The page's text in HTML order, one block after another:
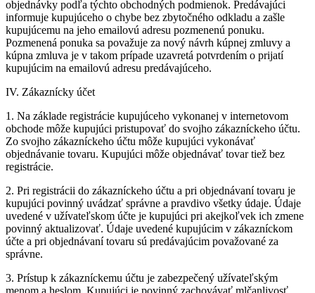
objednávky podľa týchto obchodných podmienok. Predávajúci
informuje kupujúceho o chybe bez zbytočného odkladu a zašle
kupujúcemu na jeho emailovú adresu pozmenenú ponuku.
Pozmenená ponuka sa považuje za nový návrh kúpnej zmluvy a
kúpna zmluva je v takom prípade uzavretá potvrdením o prijatí
kupujúcim na emailovú adresu predávajúceho.
IV. Zákaznícky účet
1. Na základe registrácie kupujúceho vykonanej v internetovom
obchode môže kupujúci pristupovať do svojho zákazníckeho účtu.
Zo svojho zákazníckeho účtu môže kupujúci vykonávať
objednávanie tovaru. Kupujúci môže objednávať tovar tiež bez
registrácie.
2. Pri registrácii do zákazníckeho účtu a pri objednávaní tovaru je
kupujúci povinný uvádzať správne a pravdivo všetky údaje. Údaje
uvedené v užívateľskom účte je kupujúci pri akejkoľvek ich zmene
povinný aktualizovať. Údaje uvedené kupujúcim v zákazníckom
účte a pri objednávaní tovaru sú predávajúcim považované za
správne.
3. Prístup k zákazníckemu účtu je zabezpečený užívateľským
menom a heslom. Kupujúci je povinný zachovávať mlčanlivosť